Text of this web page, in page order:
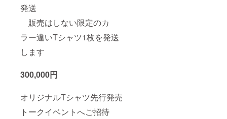
発送
販売はしない限定のカ
ラー違いTシャツ1枚を発送
します
300,000円
オリジナルTシャツ先行発売
トークイベントへご招待